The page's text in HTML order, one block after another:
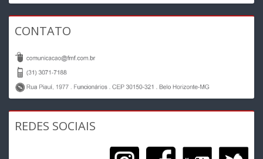
CONTATO
REDES SOCIAIS